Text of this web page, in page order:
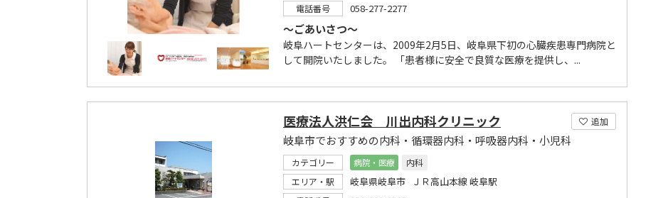
電話番号 058-277-2277
～ごあいさつ～
岐阜ハートセンターは、2009年2月5日、岐阜県下初の心臓疾患専門病院と
して開院いたしました。 「患者様に安全で良質な医療を提供し、...
追加
医療法人洪仁会 川出内科クリニック
岐阜市でおすすめの内科・循環器内科・呼吸器内科・小児科
カテゴリー 病院・医療
内科
エリア・駅
岐阜県岐阜市 ＪＲ高山本線 岐阜駅